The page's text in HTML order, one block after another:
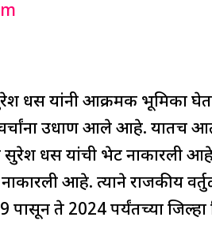
धस यांनी आक्रमक भूमिका
उधाण आले आहे. यातच
सुरेश धस यांची भेट नाकारली
आहे. त्याने राजकीय
ते 2024 पर्यंतच्या जिल्हा